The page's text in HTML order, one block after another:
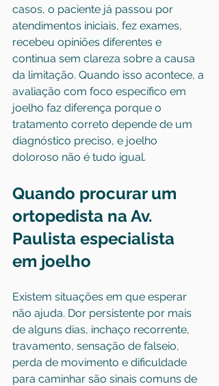
casos, o paciente já passou por
atendimentos iniciais, fez exames,
recebeu opiniões diferentes e
continua sem clareza sobre a causa
da limitação. Quando isso acontece, a
avaliação com foco específico em
joelho faz diferença porque o
tratamento correto depende de um
diagnóstico preciso, e joelho
doloroso não é tudo igual.
Quando procurar um
ortopedista na Av.
Paulista especialista
em joelho
Existem situações em que esperar
não ajuda. Dor persistente por mais
de alguns dias, inchaço recorrente,
travamento, sensação de falseio,
perda de movimento e dificuldade
para caminhar são sinais comuns de